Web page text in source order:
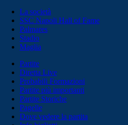
La società
SSC Napoli Hall of Fame
Palmares
Stadio
Maglia
Partite
Diretta Live
Probabili Formazioni
Partite più importanti
Partite Storiche
Pagelle
Dove vedere la partita